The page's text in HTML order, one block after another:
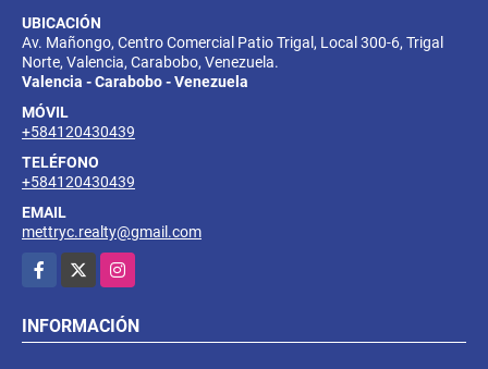
UBICACIÓN
Av. Mañongo, Centro Comercial Patio Trigal, Local 300-6, Trigal
Norte, Valencia, Carabobo, Venezuela.
Valencia - Carabobo - Venezuela
MÓVIL
+584120430439
TELÉFONO
+584120430439
EMAIL
mettryc.realty@gmail.com
Facebook
Instagram
INFORMACIÓN